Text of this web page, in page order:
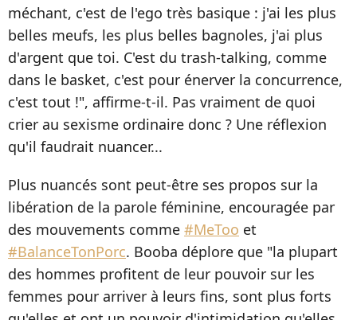
méchant, c'est de l'ego très basique : j'ai les plus
belles meufs, les plus belles bagnoles, j'ai plus
d'argent que toi. C'est du trash-talking, comme
dans le basket, c'est pour énerver la concurrence,
c'est tout !", affirme-t-il. Pas vraiment de quoi
crier au sexisme ordinaire donc ? Une réflexion
qu'il faudrait nuancer...
Plus nuancés sont peut-être ses propos sur la
libération de la parole féminine, encouragée par
des mouvements comme #MeToo et
#BalanceTonPorc. Booba déplore que "la plupart
des hommes profitent de leur pouvoir sur les
femmes pour arriver à leurs fins, sont plus forts